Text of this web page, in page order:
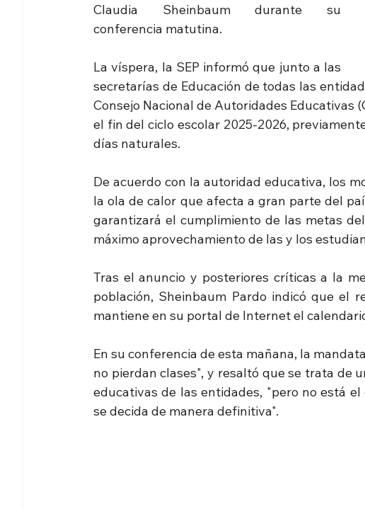
Claudia Sheinbaum durante su
conferencia matutina.
La víspera, la SEP informó que junto a las
secretarías de Educación de todas las
Consejo Nacional de Autoridades Educativas
el fin del ciclo escolar 2025-2026,
días naturales.
De acuerdo con la autoridad educativa, los
la ola de calor que afecta a gran parte del
garantizará el cumplimiento de las metas
máximo aprovechamiento de las y los
Tras el anuncio y posteriores críticas a la
población, Sheinbaum Pardo indicó que el
mantiene en su portal de Internet el
En su conferencia de esta mañana, la
no pierdan clases", y resaltó que se trata de
educativas de las entidades, "pero no está
se decida de manera definitiva".